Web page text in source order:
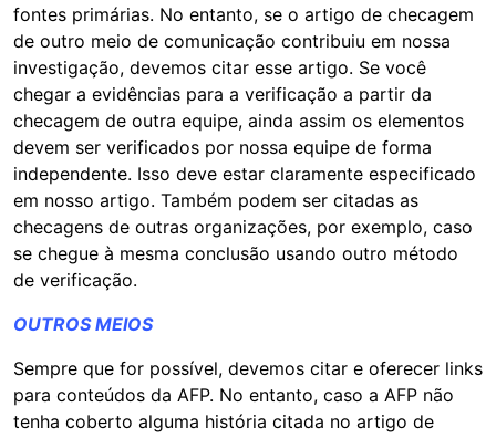
fontes primárias. No entanto, se o artigo de checagem
de outro meio de comunicação contribuiu em nossa
investigação, devemos citar esse artigo. Se você
chegar a evidências para a verificação a partir da
checagem de outra equipe, ainda assim os elementos
devem ser verificados por nossa equipe de forma
independente. Isso deve estar claramente especificado
em nosso artigo. Também podem ser citadas as
checagens de outras organizações, por exemplo, caso
se chegue à mesma conclusão usando outro método
de verificação.
OUTROS MEIOS
Sempre que for possível, devemos citar e oferecer links
para conteúdos da AFP. No entanto, caso a AFP não
tenha coberto alguma história citada no artigo de